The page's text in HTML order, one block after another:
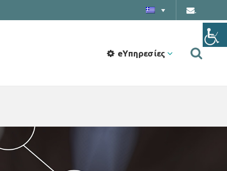
eΥπηρεσίες